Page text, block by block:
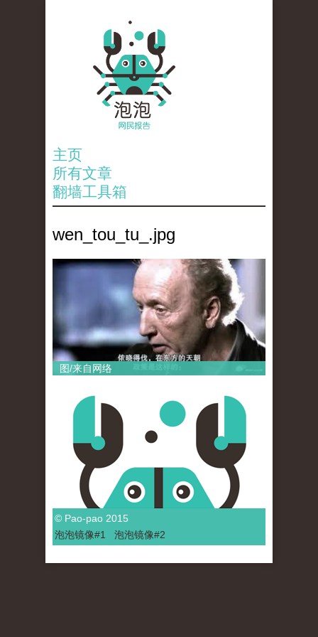
主页
所有文章
翻墙工具箱
wen_tou_tu_.jpg
图/来自网络
© Pao-pao 2015
泡泡镜像#1 泡泡镜像#2